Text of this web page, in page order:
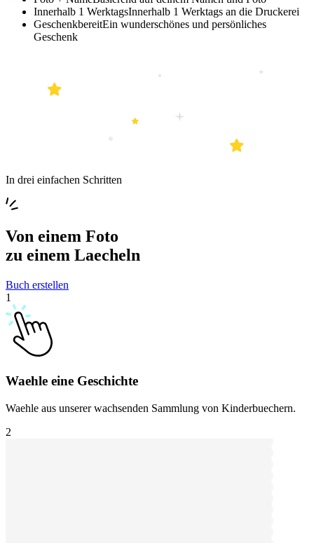
Innerhalb 1 WerktagsInnerhalb 1 Werktags an die Druckerei
GeschenkbereitEin wunderschönes und persönliches
Geschenk
In drei einfachen Schritten
Von einem Foto
zu einem Laecheln
Buch erstellen
1
Waehle eine Geschichte
Waehle aus unserer wachsenden Sammlung von Kinderbuechern.
2